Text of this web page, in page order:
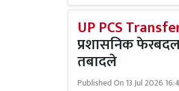
UP PCS
प्रशासनिक
तबादले
Published On 13 Jul 2026